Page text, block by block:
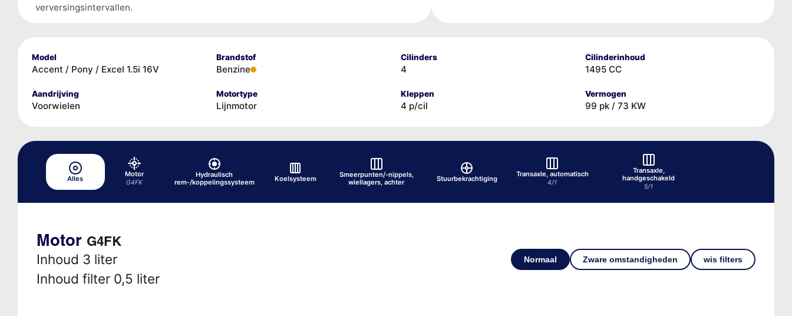
verversingsintervallen.
Model
Accent / Pony / Excel 1.5i 16V
Brandstof
Benzine
Cilinders
4
Cilinderinhoud
1495 CC
Aandrijving
Voorwielen
Motortype
Lijnmotor
Kleppen
4 p/cil
Vermogen
99 pk / 73 KW
Alles
Motor
G4FK
Hydraulisch
rem-/koppelingssysteem
Koelsysteem
Smeerpunten/-nippels,
wiellagers, achter
Stuurbekrachtiging
Transaxle, automatisch
4/1
Transaxle,
handgeschakeld
5/1
Motor G4FK
Inhoud 3 liter
Inhoud filter 0,5 liter
Normaal Zware omstandigheden wis filters